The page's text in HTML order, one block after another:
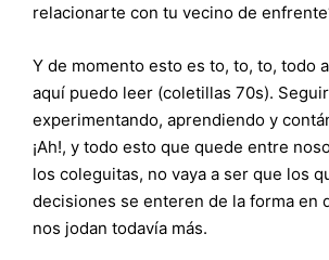
relacionarte con tu vecino de
Y de momento esto es to, to, to, todo
aquí puedo leer (coletillas 70s).
experimentando, aprendiendo y
¡Ah!, y todo esto que quede entre
los coleguitas, no vaya a ser que los
decisiones se enteren de la forma en
nos jodan todavía más.